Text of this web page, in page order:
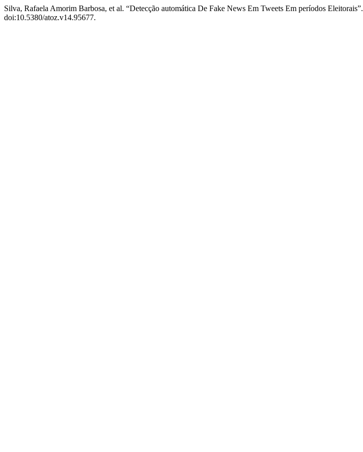
Silva, Rafaela Amorim Barbosa, et al. “Detecção automática De Fake News Em Tweets Em períodos Eleitorais”.
doi:10.5380/atoz.v14.95677.